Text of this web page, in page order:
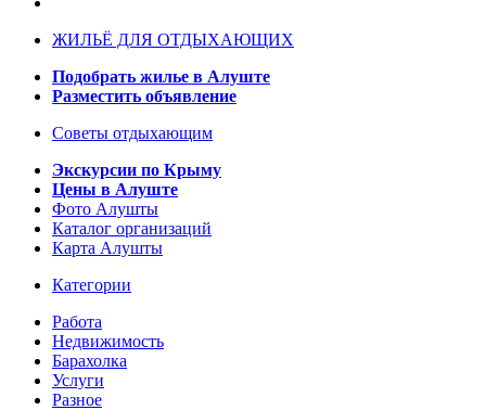
ЖИЛЬЁ ДЛЯ ОТДЫХАЮЩИХ
Подобрать жилье в Алуште
Разместить объявление
Советы отдыхающим
Экскурсии по Крыму
Цены в Алуште
Фото Алушты
Каталог организаций
Карта Алушты
Категории
Работа
Недвижимость
Барахолка
Услуги
Разное